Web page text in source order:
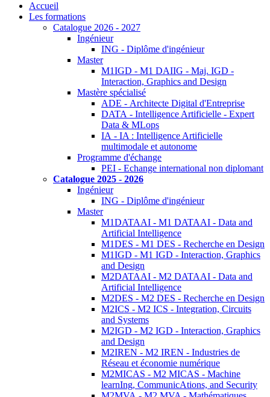
Accueil
Les formations
Catalogue 2026 - 2027
Ingénieur
ING - Diplôme d'ingénieur
Master
M1IGD - M1 DAIIG - Maj. IGD -
Interaction, Graphics and Design
Mastère spécialisé
ADE - Architecte Digital d'Entreprise
DATA - Intelligence Artificielle - Expert
Data & MLops
IA - IA : Intelligence Artificielle
multimodale et autonome
Programme d'échange
PEI - Echange international non diplomant
Catalogue 2025 - 2026
Ingénieur
ING - Diplôme d'ingénieur
Master
M1DATAAI - M1 DATAAI - Data and
Artificial Intelligence
M1DES - M1 DES - Recherche en Design
M1IGD - M1 IGD - Interaction, Graphics
and Design
M2DATAAI - M2 DATAAI - Data and
Artificial Intelligence
M2DES - M2 DES - Recherche en Design
M2ICS - M2 ICS - Integration, Circuits
and Systems
M2IGD - M2 IGD - Interaction, Graphics
and Design
M2IREN - M2 IREN - Industries de
Réseau et économie numérique
M2MICAS - M2 MICAS - Machine
learnIng, CommunicAtions, and Security